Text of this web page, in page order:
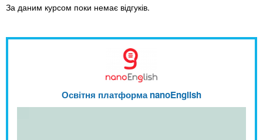
За даним курсом поки немає відгуків.
Освітня платформа nanoEnglish